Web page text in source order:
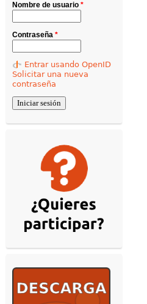
Nombre de usuario *
Contraseña *
Entrar usando OpenID
Solicitar una nueva
contraseña